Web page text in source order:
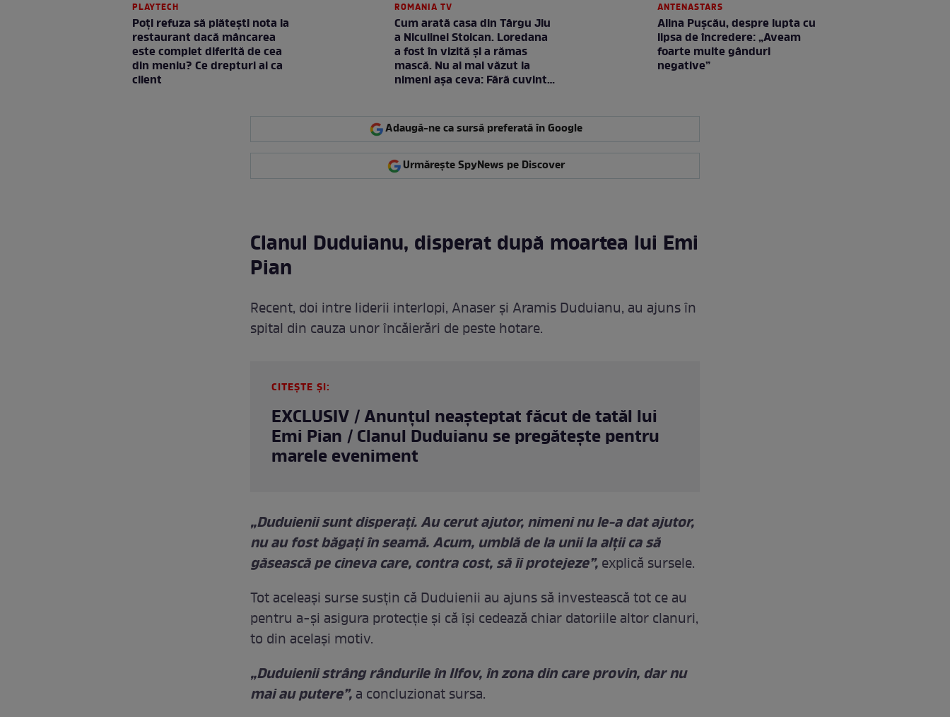
PLAYTECH
Poți refuza să plătești nota la
restaurant dacă mâncarea
este complet diferită de cea
din meniu? Ce drepturi ai ca
client
ROMANIA TV
Cum arată casa din Târgu Jiu
a Niculinei Stoican. Loredana
a fost în vizită și a rămas
mască. Nu ai mai văzut la
nimeni așa ceva: Fără cuvinte
ANTENASTARS
Alina Pușcău, despre lupta cu
lipsa de încredere: „Aveam
foarte multe gânduri
negative”
Adaugă-ne ca sursă preferată în Google
Urmărește SpyNews pe Discover
Clanul Duduianu, disperat după moartea lui Emi
Pian
Recent, doi intre liderii interlopi, Anaser și Aramis Duduianu, au ajuns în
spital din cauza unor încăierări de peste hotare.
CITEȘTE ȘI:
EXCLUSIV / Anunțul neașteptat făcut de tatăl lui
Emi Pian / Clanul Duduianu se pregătește pentru
marele eveniment
„Duduienii sunt disperați. Au cerut ajutor, nimeni nu le-a dat ajutor,
nu au fost băgați în seamă. Acum, umblă de la unii la alții ca să
găsească pe cineva care, contra cost, să îi protejeze”,explică sursele.
Tot aceleași surse susțin că Duduienii au ajuns să investească tot ce au
pentru a-și asigura protecție și că își cedează chiar datoriile altor clanuri,
to din același motiv.
„Duduienii strâng rândurile în Ilfov, în zona din care provin, dar nu
mai au putere”,a concluzionat sursa.